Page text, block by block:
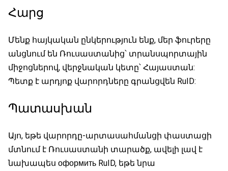
Հարց
Մենք հայկական ընկերություն ենք, մեր ֆուրերը
անցնում են Ռուսաստանից՝ տրանսպորտային
միջոցներով, վերջնական կետը՝ Հայաստան:
Պետք է արդյոք վարորդները գրանցվեն RuID:
Պատասխան
Այո, եթե վարորդը-արտասահմանցի փաստացի
մտնում է Ռուսաստանի տարածք, ավելի լավ է
նախապես оформить RuID, եթե նրա